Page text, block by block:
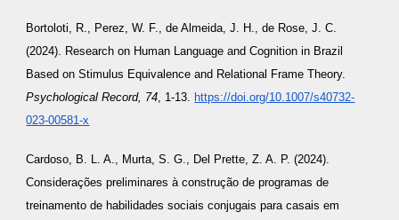
Bortoloti, R., Perez, W. F., de Almeida, J. H., de Rose, J. C.
(2024). Research on Human Language and Cognition in Brazil
Based on Stimulus Equivalence and Relational Frame Theory.
Psychological Record, 74, 1-13. https://doi.org/10.1007/s40732-
023-00581-x
Cardoso, B. L. A., Murta, S. G., Del Prette, Z. A. P. (2024).
Considerações preliminares à construção de programas de
treinamento de habilidades sociais conjugais para casais em